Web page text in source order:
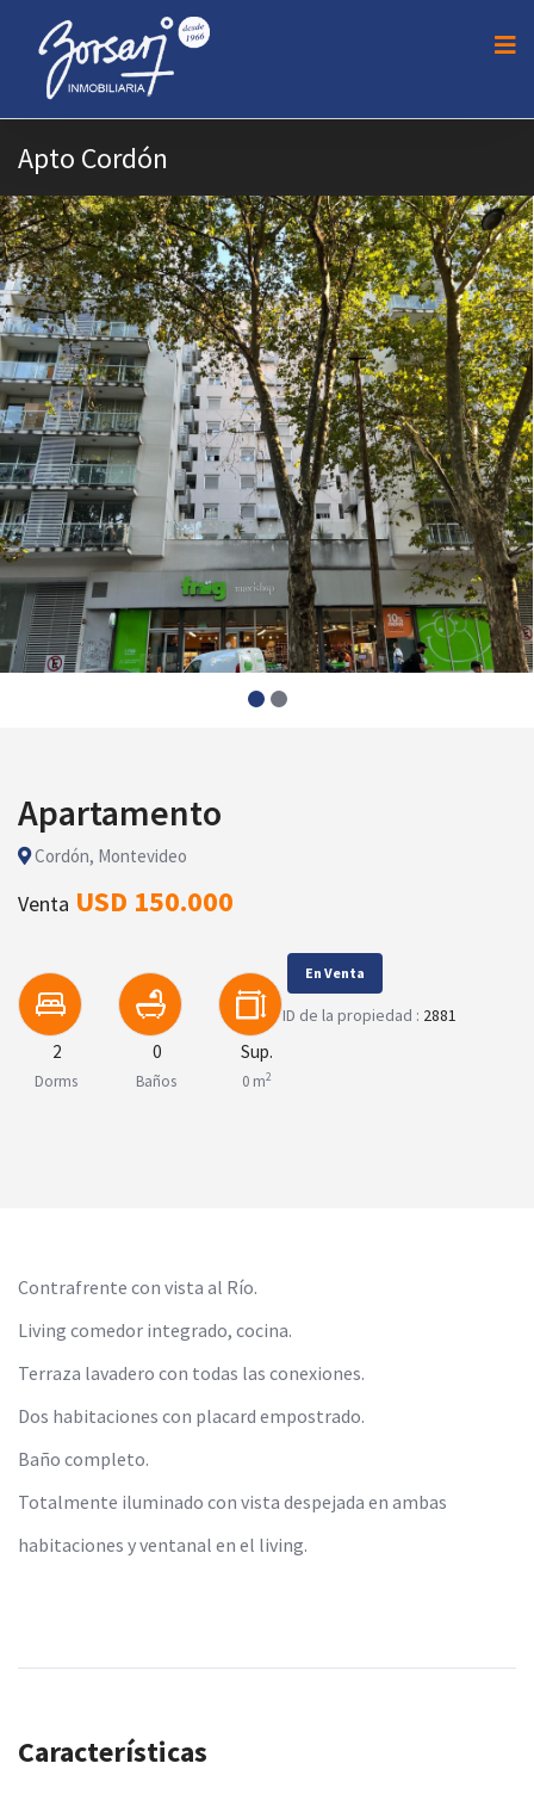
Apto Cordón
Apartamento
Cordón, Montevideo
Venta USD 150.000
2
Dorms
0
Baños
Sup.
0 m2
En Venta
ID de la propiedad : 2881
Contrafrente con vista al Río.
Living comedor integrado, cocina.
Terraza lavadero con todas las conexiones.
Dos habitaciones con placard empostrado.
Baño completo.
Totalmente iluminado con vista despejada en ambas
habitaciones y ventanal en el living.
Características